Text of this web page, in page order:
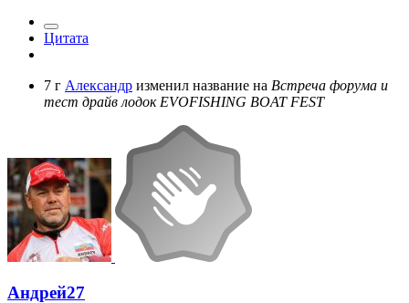
Цитата
7 г Александр изменил название на Встреча форума и
тест драйв лодок EVOFISHING BOAT FEST
Андрей27